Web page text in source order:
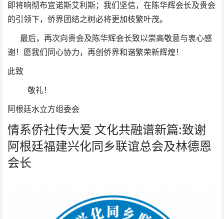
即将响彻布宜诺斯艾利斯；我们坚信，在陈华辉会长及贵会
的引领下，侨界团结之树必将更加枝繁叶茂。
最后，再次向贵会及陈华辉会长致以崇高敬意与衷心感
谢！愿我们同心协力，再创侨界和谐繁荣新辉煌！
此致
敬礼！
阿根廷水立方组委会
情系侨社传大爱 文化共融谱新篇:致谢
阿根廷福建兴化同乡联谊总会及林德恩
会长